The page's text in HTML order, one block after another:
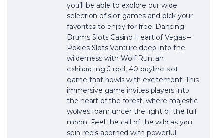
you’ll be able to explore our wide
selection of slot games and pick your
favorites to enjoy for free. Dancing
Drums Slots Casino Heart of Vegas –
Pokies Slots Venture deep into the
wilderness with Wolf Run, an
exhilarating 5-reel, 40-payline slot
game that howls with excitement! This
immersive game invites players into
the heart of the forest, where majestic
wolves roam under the light of the full
moon. Feel the call of the wild as you
spin reels adorned with powerful